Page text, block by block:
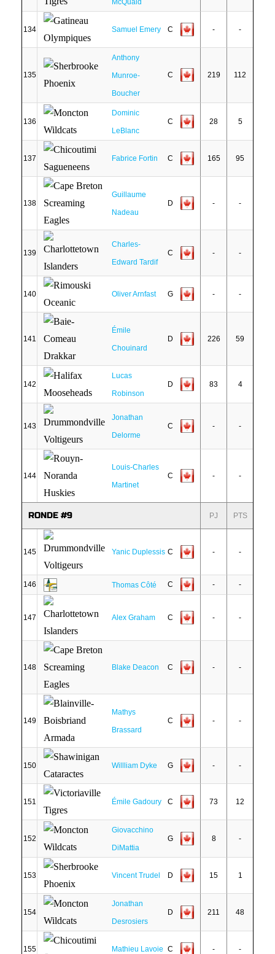
McQuaid
134 Samuel Emery C - -
135
Anthony
Munroe-
Boucher
C 219 112
136
Dominic
LeBlanc
C 28 5
137 Fabrice Fortin C 165 95
138
Guillaume
Nadeau
D - -
139
Charles-
Edward Tardif
C - -
140 Oliver Arnfast G - -
141
Émile
Chouinard
D 226 59
142
Lucas
Robinson
D 83 4
143
Jonathan
Delorme
C - -
144
Louis-Charles
Martinet
C - -
RONDE #9 PJ PTS
145 Yanic Duplessis C - -
146 Thomas Côté C - -
147 Alex Graham C - -
148 Blake Deacon C - -
149
Mathys
Brassard
C - -
150 Willliam Dyke G - -
151 Émile Gadoury C 73 12
152
Giovacchino
DiMattia
G 8 -
153 Vincent Trudel D 15 1
154
Jonathan
Desrosiers
D 211 48
155 Mathieu Lavoie C - -